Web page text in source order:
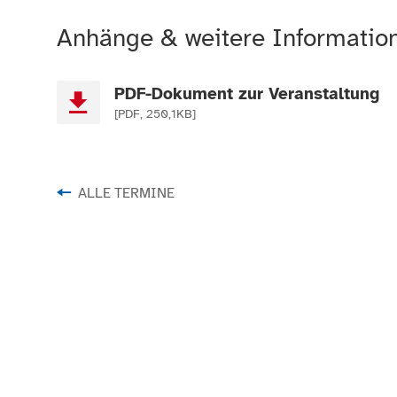
Anhänge & weitere
PDF-Dokument zur Veranstaltung
[PDF, 250,1KB]
ALLE TERMINE